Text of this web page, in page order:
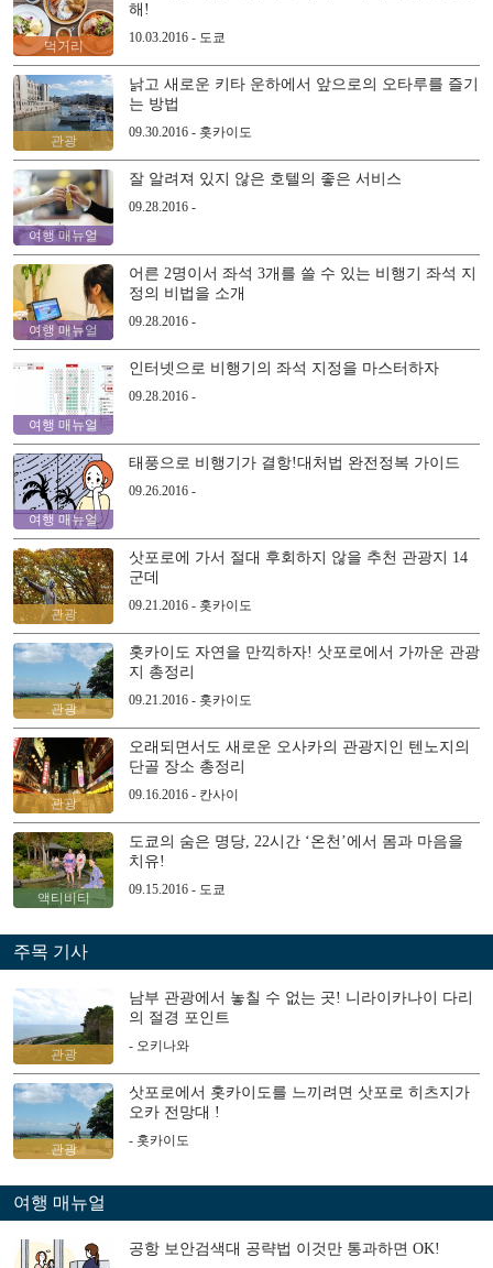
먹거리
해!
10.03.2016 - 도쿄
관광
낡고 새로운 키타 운하에서 앞으로의 오타루를 즐기
는 방법
09.30.2016 - 홋카이도
여행 매뉴얼
잘 알려져 있지 않은 호텔의 좋은 서비스
09.28.2016 -
여행 매뉴얼
어른 2명이서 좌석 3개를 쓸 수 있는 비행기 좌석 지
정의 비법을 소개
09.28.2016 -
여행 매뉴얼
인터넷으로 비행기의 좌석 지정을 마스터하자
09.28.2016 -
여행 매뉴얼
태풍으로 비행기가 결항!대처법 완전정복 가이드
09.26.2016 -
관광
삿포로에 가서 절대 후회하지 않을 추천 관광지 14
군데
09.21.2016 - 홋카이도
관광
홋카이도 자연을 만끽하자! 삿포로에서 가까운 관광
지 총정리
09.21.2016 - 홋카이도
관광
오래되면서도 새로운 오사카의 관광지인 텐노지의
단골 장소 총정리
09.16.2016 - 칸사이
액티비티
도쿄의 숨은 명당, 22시간 ‘온천’에서 몸과 마음을
치유!
09.15.2016 - 도쿄
주목 기사
관광
남부 관광에서 놓칠 수 없는 곳! 니라이카나이 다리
의 절경 포인트
- 오키나와
관광
삿포로에서 홋카이도를 느끼려면 삿포로 히츠지가
오카 전망대 !
- 홋카이도
여행 매뉴얼
공항 보안검색대 공략법 이것만 통과하면 OK!